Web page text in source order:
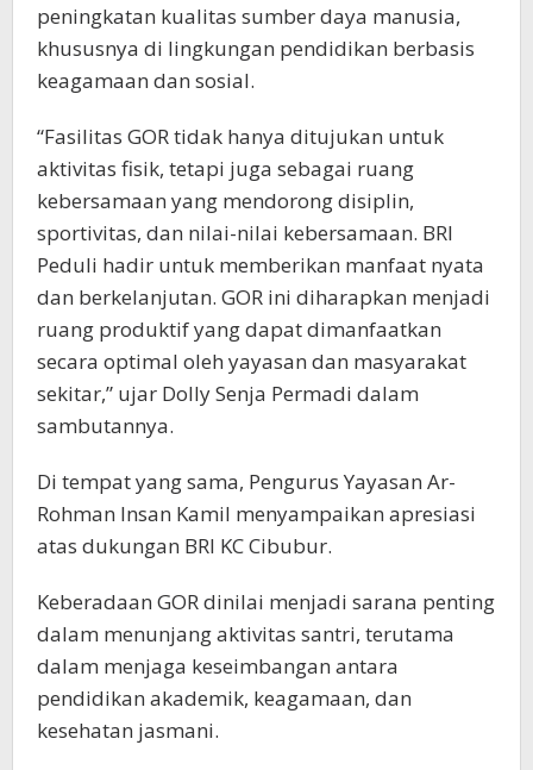
peningkatan kualitas sumber daya manusia,
khususnya di lingkungan pendidikan berbasis
keagamaan dan sosial.
“Fasilitas GOR tidak hanya ditujukan untuk
aktivitas fisik, tetapi juga sebagai ruang
kebersamaan yang mendorong disiplin,
sportivitas, dan nilai-nilai kebersamaan. BRI
Peduli hadir untuk memberikan manfaat nyata
dan berkelanjutan. GOR ini diharapkan menjadi
ruang produktif yang dapat dimanfaatkan
secara optimal oleh yayasan dan masyarakat
sekitar,” ujar Dolly Senja Permadi dalam
sambutannya.
Di tempat yang sama, Pengurus Yayasan Ar-
Rohman Insan Kamil menyampaikan apresiasi
atas dukungan BRI KC Cibubur.
Keberadaan GOR dinilai menjadi sarana penting
dalam menunjang aktivitas santri, terutama
dalam menjaga keseimbangan antara
pendidikan akademik, keagamaan, dan
kesehatan jasmani.